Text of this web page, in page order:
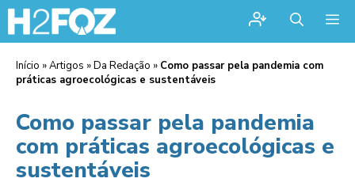
Início »Artigos »Da Redação » Como passar pela pandemia com
práticas agroecológicas e sustentáveis
Como passar pela pandemia
com práticas agroecológicas e
sustentáveis